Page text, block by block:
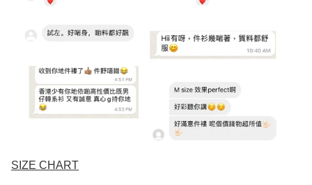
SIZE CHART